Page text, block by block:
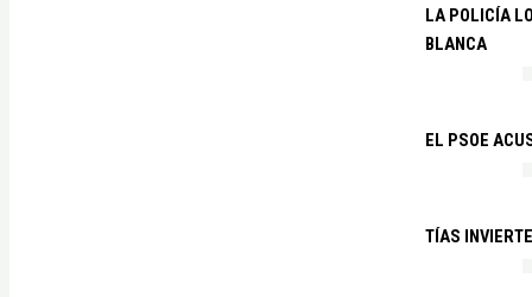
LA POLICÍA
BLANCA
EL PSOE
TÍAS